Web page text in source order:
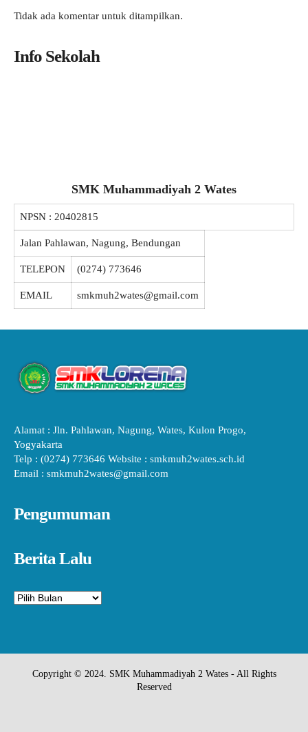
Tidak ada komentar untuk ditampilkan.
Info Sekolah
SMK Muhammadiyah 2 Wates
NPSN : 20402815
Jalan Pahlawan, Nagung, Bendungan
TELEPON (0274) 773646
EMAIL smkmuh2wates@gmail.com
Alamat : Jln. Pahlawan, Nagung, Wates, Kulon Progo,
Yogyakarta
Telp : (0274) 773646 Website : smkmuh2wates.sch.id
Email : smkmuh2wates@gmail.com
Pengumuman
Berita Lalu
Arsip
Copyright © 2024. SMK Muhammadiyah 2 Wates - All Rights
Reserved